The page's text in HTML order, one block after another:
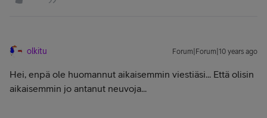
olkitu Forum|Forum|10 years ago
Hei, enpä ole huomannut aikaisemmin viestiäsi... Että olisin
aikaisemmin jo antanut neuvoja...